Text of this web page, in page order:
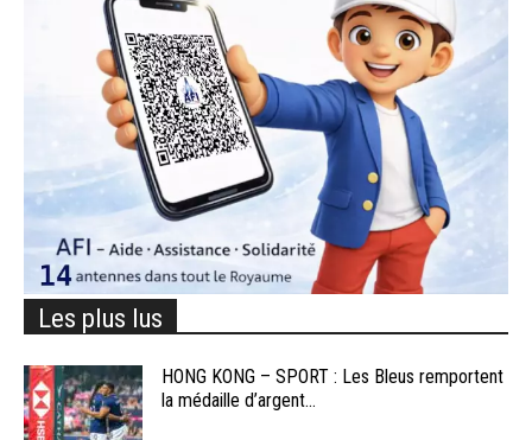
Les plus lus
HONG KONG – SPORT : Les Bleus remportent
la médaille d’argent...